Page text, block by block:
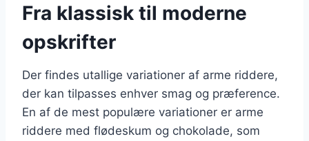
Fra klassisk til moderne
opskrifter
Der findes utallige variationer af arme riddere,
der kan tilpasses enhver smag og præference.
En af de mest populære variationer er arme
riddere med flødeskum og chokolade, som